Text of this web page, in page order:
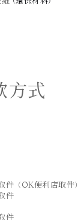
方式
（OK便利店取件）
件
件